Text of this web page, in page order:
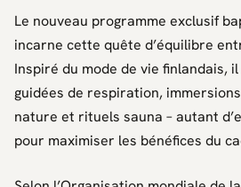
Le nouveau programme exclusif
incarne cette quête d’équilibre
Inspiré du mode de vie finlandais,
guidées de respiration,
nature et rituels sauna – autant
pour maximiser les bénéfices du